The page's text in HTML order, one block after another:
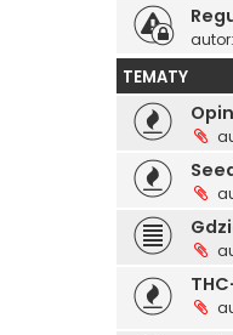
autor:
TEMATY